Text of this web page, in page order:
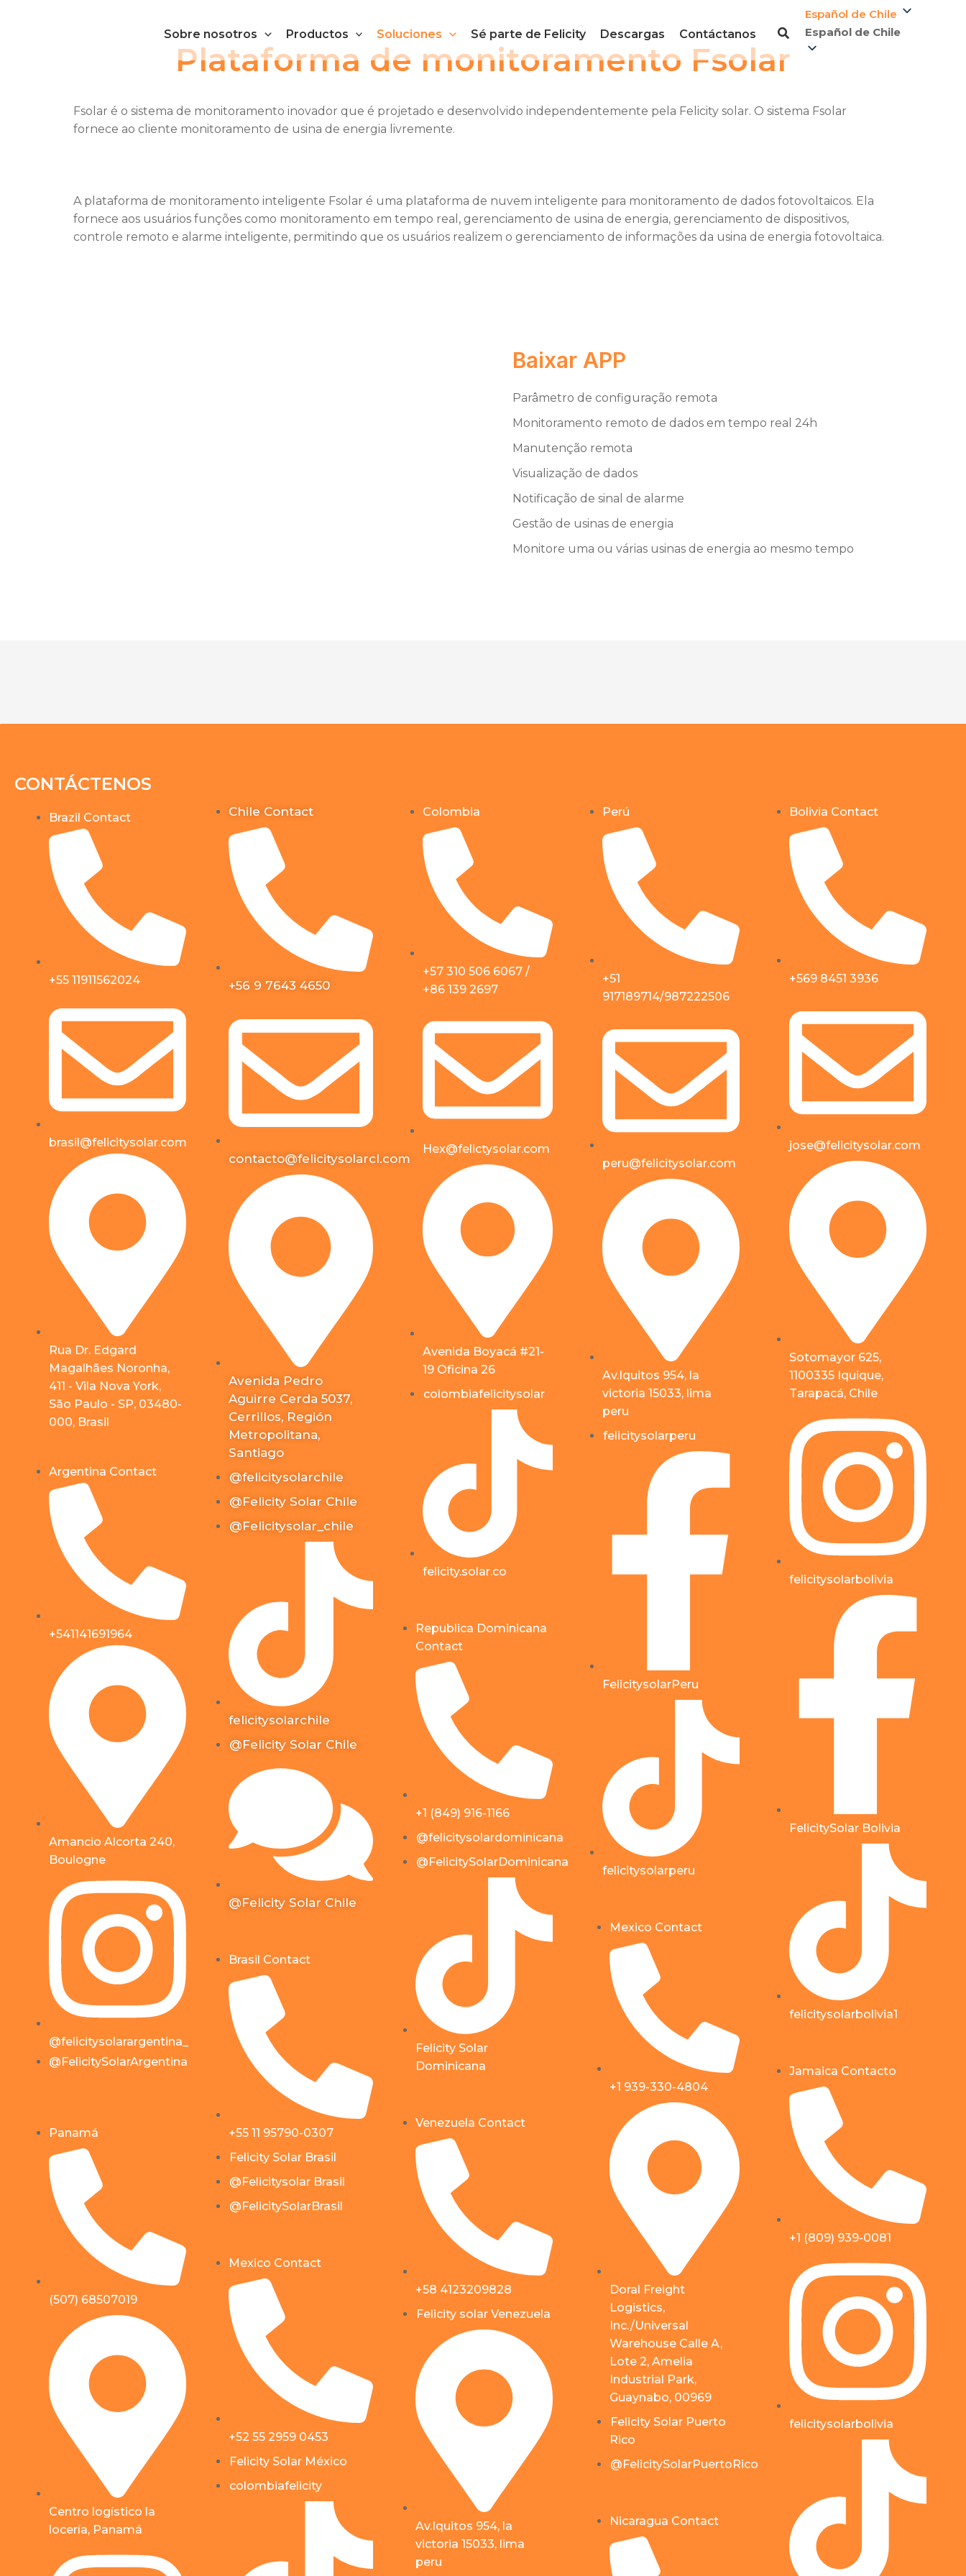
Sobre nosotros Productos Soluciones Sé parte de Felicity Descargas Contáctanos
Español de Chile
Español de Chile
Plataforma de monitoramento Fsolar
Fsolar é o sistema de monitoramento inovador que é projetado e desenvolvido independentemente pela Felicity solar. O sistema Fsolar
fornece ao cliente monitoramento de usina de energia livremente.
A plataforma de monitoramento inteligente Fsolar é uma plataforma de nuvem inteligente para monitoramento de dados fotovoltaicos. Ela
fornece aos usuários funções como monitoramento em tempo real, gerenciamento de usina de energia, gerenciamento de dispositivos,
controle remoto e alarme inteligente, permitindo que os usuários realizem o gerenciamento de informações da usina de energia fotovoltaica.
Baixar APP
Parâmetro de configuração remota
Monitoramento remoto de dados em tempo real 24h
Manutenção remota
Visualização de dados
Notificação de sinal de alarme
Gestão de usinas de energia
Monitore uma ou várias usinas de energia ao mesmo tempo
CONTÁCTENOS
Brazil Contact
+55 11911562024
brasil@felicitysolar.com
Rua Dr. Edgard
Magalhães Noronha,
411 - Vila Nova York,
São Paulo - SP, 03480-
000, Brasil
Argentina Contact
+541141691964
Amancio Alcorta 240,
Boulogne
@felicitysolarargentina_
@FelicitySolarArgentina
Panamá
(507) 68507019
Centro logístico la
locería, Panamá
Chile Contact
+56 9 7643 4650
contacto@felicitysolarcl.com
Avenida Pedro
Aguirre Cerda 5037,
Cerrillos, Región
Metropolitana,
Santiago
@felicitysolarchile
@Felicity Solar Chile
@Felicitysolar_chile
felicitysolarchile
@Felicity Solar Chile
@Felicity Solar Chile
Brasil Contact
+55 11 95790-0307
Felicity Solar Brasil
@Felicitysolar Brasil
@FelicitySolarBrasil
Mexico Contact
+52 55 2959 0453
Felicity Solar México
colombiafelicity
Colombia
+57 310 506 6067 /
+86 139 2697
Hex@felictysolar.com
Avenida Boyacá #21-
19 Oficina 26
colombiafelicitysolar
felicity.solar.co
Republica Dominicana
Contact
+1 (849) 916-1166
@felicitysolardominicana
@FelicitySolarDominicana
Felicity Solar
Dominicana
Venezuela Contact
+58 4123209828
Felicity solar Venezuela
Av.Iquitos 954, la
victoria 15033, lima
peru
Perú
+51
917189714/987222506
peru@felicitysolar.com
Av.Iquitos 954, la
victoria 15033, lima
peru
felicitysolarperu
FelicitysolarPeru
felicitysolarperu
Mexico Contact
+1 939-330-4804
Doral Freight
Logistics,
Inc./Universal
Warehouse Calle A,
Lote 2, Amelia
Industrial Park,
Guaynabo, 00969
Felicity Solar Puerto
Rico
@FelicitySolarPuertoRico
Nicaragua Contact
Bolivia Contact
+569 8451 3936
jose@felicitysolar.com
Sotomayor 625,
1100335 Iquique,
Tarapacá, Chile
felicitysolarbolivia
FelicitySolar Bolivia
felicitysolarbolivia1
Jamaica Contacto
+1 (809) 939-0081
felicitysolarbolivia